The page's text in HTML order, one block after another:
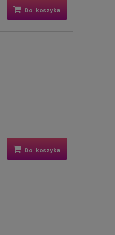
Do koszyka
Do koszyka